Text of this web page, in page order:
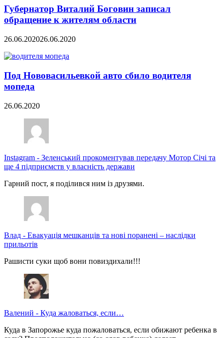
Губернатор Виталий Боговин записал
обращение к жителям области
26.06.202026.06.2020
Под Нововасильевкой авто сбило водителя
мопеда
26.06.2020
Instagram - Зеленський прокоментував передачу Мотор Січі та
ще 4 підприємств у власність держави
Гарний пост, я поділився ним із друзями.
Влад - Евакуація мешканців та нові поранені – наслідки
прильотів
Рашисти суки щоб вони повиздихали!!!
Валений - Куда жаловаться, если…
Куда в Запорожье куда пожаловаться, если обижают ребенка в